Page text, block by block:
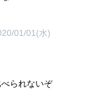
01/01(水)
られないぞ